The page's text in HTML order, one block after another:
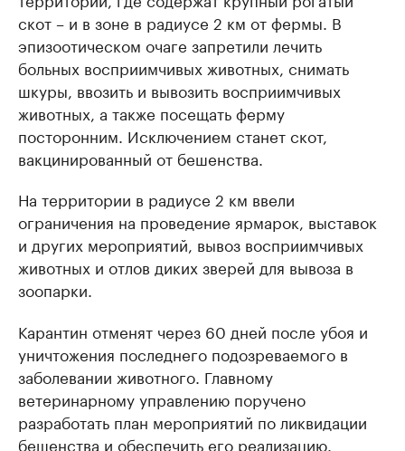
скот – и в зоне в радиусе 2 км от фермы. В
эпизоотическом очаге запретили лечить
больных восприимчивых животных, снимать
шкуры, ввозить и вывозить восприимчивых
животных, а также посещать ферму
посторонним. Исключением станет скот,
вакцинированный от бешенства.
На территории в радиусе 2 км ввели
ограничения на проведение ярмарок, выставок
и других мероприятий, вывоз восприимчивых
животных и отлов диких зверей для вывоза в
зоопарки.
Карантин отменят через 60 дней после убоя и
уничтожения последнего подозреваемого в
заболевании животного. Главному
ветеринарному управлению поручено
разработать план мероприятий по ликвидации
бешенства и обеспечить его реализацию.